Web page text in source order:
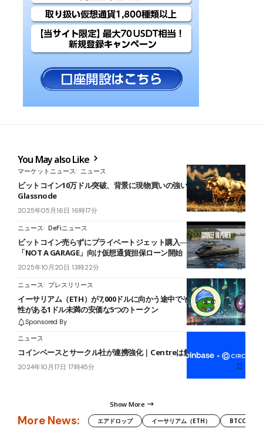
You May also Like
マーケットニュース ニュース
ビットコイン10万ドル突破、背景に現物買いの強い需要＝
Glassnode
2025年05月16日 16時17分
ニュース DeFiニュース
ビットコイン売らずにプライベートジェット購入──Fintertech、
「NOT A GARAGE」向け仮想通貨担保ローン開始
2025年10月20日 13時22分
ニュース プレスリリース
イーサリアム（ETH）が7,000ドルに向かう途中でそれを上回る可能
性がある1ドル未満の安価な5つのトークン
Sponsored By
ニュース
コインベースとサークル社が連携強化｜Centreは解散
2024年10月17日 17時45分
Show More
More News: エアドロップ イーサリアム（ETH） BTCC